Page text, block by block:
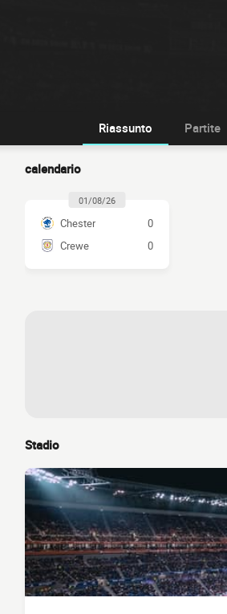
Riassunto Partite
calendario
01/08/26
Chester
0
Crewe
0
Stadio